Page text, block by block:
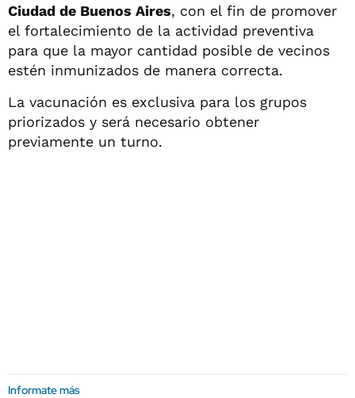
Ciudad de Buenos Aires, con el fin de promover
el fortalecimiento de la actividad preventiva
para que la mayor cantidad posible de vecinos
estén inmunizados de manera correcta.
La vacunación es exclusiva para los grupos
priorizados y será necesario obtener
previamente un turno.
Informate más